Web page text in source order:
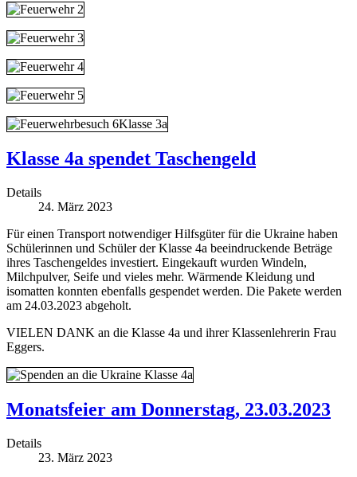
Klasse 4a spendet Taschengeld
Details
24. März 2023
Für einen Transport notwendiger Hilfsgüter für die Ukraine haben
Schülerinnen und Schüler der Klasse 4a beeindruckende Beträge
ihres Taschengeldes investiert. Eingekauft wurden Windeln,
Milchpulver, Seife und vieles mehr. Wärmende Kleidung und
isomatten konnten ebenfalls gespendet werden. Die Pakete werden
am 24.03.2023 abgeholt.
VIELEN DANK an die Klasse 4a und ihrer Klassenlehrerin Frau
Eggers.
Monatsfeier am Donnerstag, 23.03.2023
Details
23. März 2023